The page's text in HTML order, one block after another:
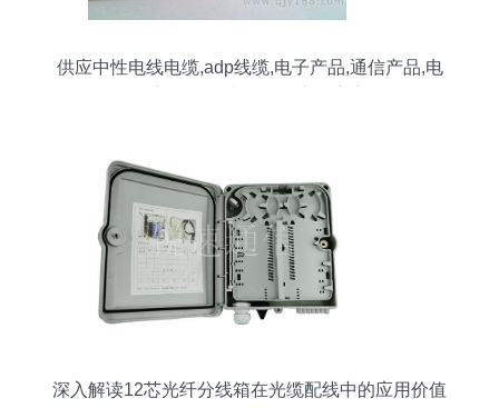
供应中性电线电缆,adp线缆,电子产品,通信产品,电
深入解读12芯光纤分线箱在光缆配线中的应用价值